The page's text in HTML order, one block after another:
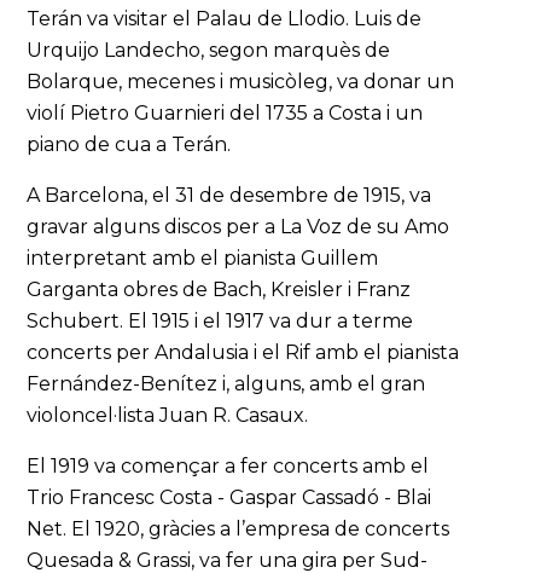
Terán va visitar el Palau de Llodio. Luis de
Urquijo Landecho, segon marquès de
Bolarque, mecenes i musicòleg, va donar un
violí Pietro Guarnieri del 1735 a Costa i un
piano de cua a Terán.
A Barcelona, el 31 de desembre de 1915, va
gravar alguns discos per a La Voz de su Amo
interpretant amb el pianista Guillem
Garganta obres de Bach, Kreisler i Franz
Schubert. El 1915 i el 1917 va dur a terme
concerts per Andalusia i el Rif amb el pianista
Fernández-Benítez i, alguns, amb el gran
violoncel·lista Juan R. Casaux.
El 1919 va començar a fer concerts amb el
Trio Francesc Costa - Gaspar Cassadó - Blai
Net. El 1920, gràcies a l’empresa de concerts
Quesada & Grassi, va fer una gira per Sud-